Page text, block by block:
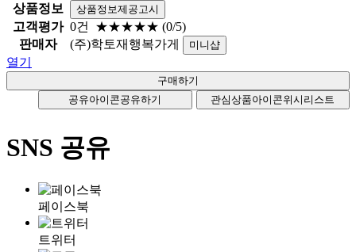
상품정보 상품정보제공고시
고객평가 0건 ★★★★★ (0/5)
판매자
(주)학토재행복가게 미니샵
열기
공유아이콘공유하기 관심상품아이콘위시리스트
SNS 공유
페이스북
트위터